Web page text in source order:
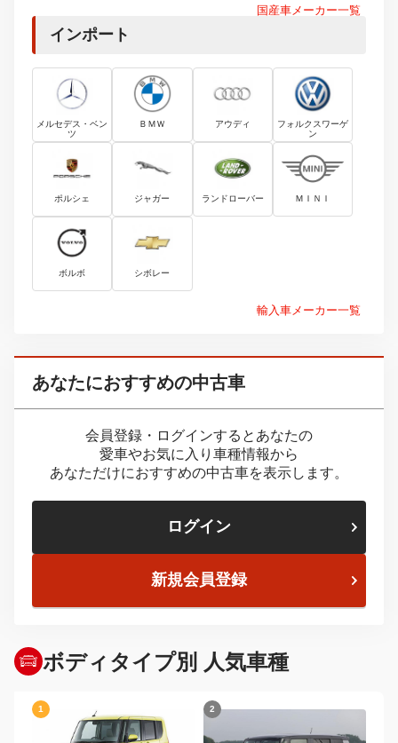
国産車メーカー一覧
インポート
メルセデス・ベン
ツ
ＢＭＷ アウディ
フォルクスワーゲ
ン
ポルシェ ジャガー ランドローバー ＭＩＮＩ
ボルボ シボレー
輸入車メーカー一覧
あなたにおすすめの中古車
会員登録・ログインするとあなたの
愛車やお気に入り車種情報から
あなただけにおすすめの中古車を表示します。
ログイン
新規会員登録
ボディタイプ別 人気車種
1 2